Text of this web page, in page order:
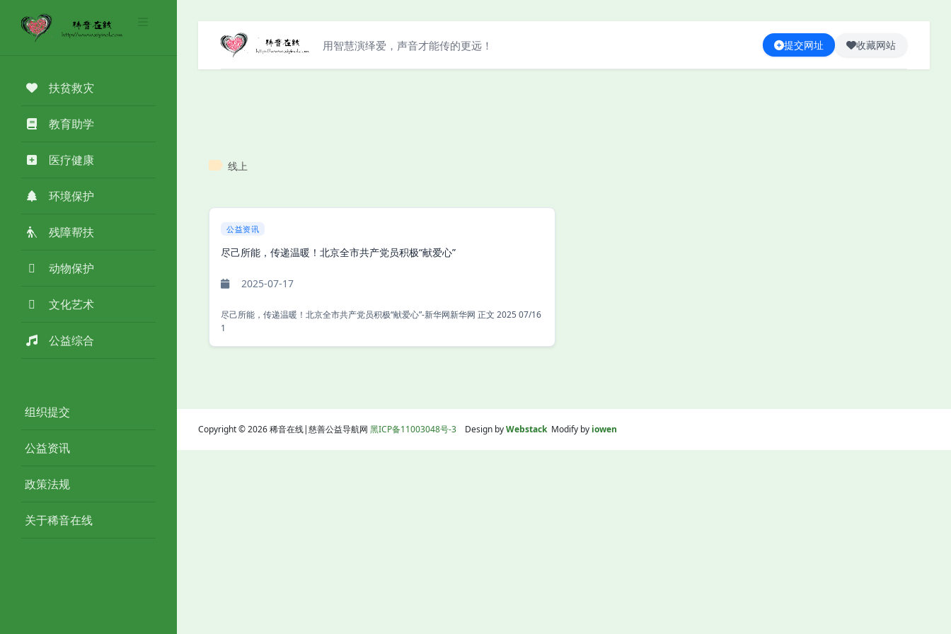
扶贫救灾
教育助学
医疗健康
环境保护
残障帮扶
动物保护
文化艺术
公益综合
组织提交
公益资讯
政策法规
关于稀音在线
用智慧演绎爱，声音才能传的更远！ 提交网址 收藏网站
线上
公益资讯
尽己所能，传递温暖！北京全市共产党员积极“献爱心”
2025-07-17
尽己所能，传递温暖！北京全市共产党员积极“献爱心”-新华网新华网 正文 2025 07/16
1
Copyright © 2026 稀音在线|慈善公益导航网 黑ICP备11003048号-3 Design byWebstackModify by iowen